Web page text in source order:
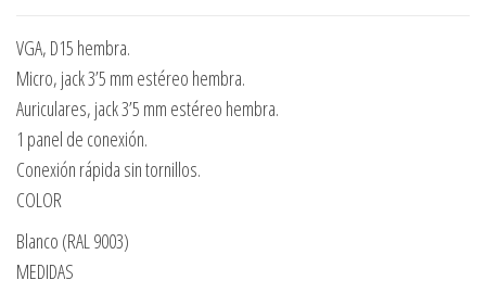
VGA, D15 hembra.
Micro, jack 3’5 mm estéreo hembra.
Auriculares, jack 3’5 mm estéreo hembra.
1 panel de conexión.
Conexión rápida sin tornillos.
COLOR
Blanco (RAL 9003)
MEDIDAS